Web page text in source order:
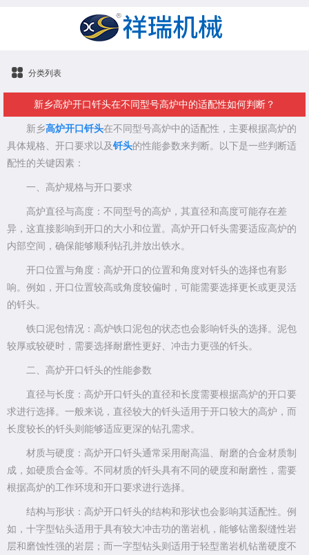
分类列表
新乡高炉开口钎头在不同型号高炉中的适配性如何判断？
新乡高炉开口钎头在不同型号高炉中的适配性，主要根据高炉的
具体规格、开口要求以及 钎头的性能参数来判断。以下是一些判断适
配性的关键因素：
一、高炉规格与开口要求
高炉直径与高度：不同型号的高炉，其直径和高度可能存在差
异，这直接影响到开口的大小和位置。高炉开口钎头需要适应高炉的
内部空间，确保能够顺利钻孔并放出铁水。
开口位置与角度：高炉开口的位置和角度对钎头的选择也有影
响。例如，开口位置较高或角度较偏时，可能需要选择更长或更灵活
的钎头。
铁口泥包情况：高炉铁口泥包的状态也会影响钎头的选择。泥包
较厚或较硬时，需要选择耐磨性更好、冲击力更强的钎头。
二、高炉开口钎头的性能参数
直径与长度：高炉开口钎头的直径和长度需要根据高炉的开口要
求进行选择。一般来说，直径较大的钎头适用于开口较大的高炉，而
长度较长的钎头则能够适应更深的钻孔需求。
材质与硬度：高炉开口钎头通常采用耐高温、耐磨的合金材质制
成，如硬质合金等。不同材质的钎头具有不同的硬度和耐磨性，需要
根据高炉的工作环境和开口要求进行选择。
结构与形状：高炉开口钎头的结构和形状也会影响其适配性。例
如，十字型钻头适用于具有较大冲击功的凿岩机，能够钻凿裂缝性岩
层和磨蚀性强的岩层；而一字型钻头则适用于轻型凿岩机钻凿硬度不